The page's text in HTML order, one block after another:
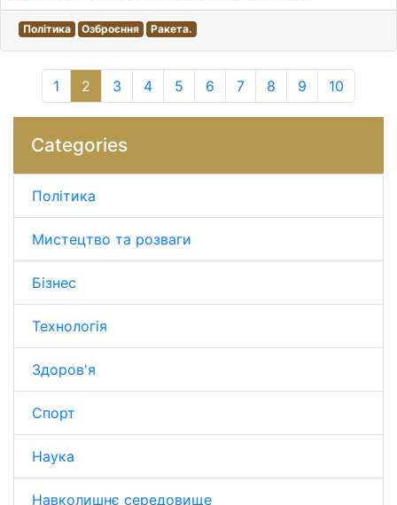
Політика Озброєння Ракета.
1 2 3 4 5 6 7 8 9 10
Categories
Політика
Мистецтво та розваги
Бізнес
Технологія
Здоров'я
Спорт
Наука
Навколишнє середовище